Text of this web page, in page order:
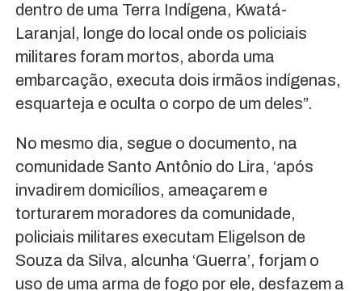
dentro de uma Terra Indígena, Kwatá-
Laranjal, longe do local onde os policiais
militares foram mortos, aborda uma
embarcação, executa dois irmãos indígenas,
esquarteja e oculta o corpo de um deles”.
No mesmo dia, segue o documento, na
comunidade Santo Antônio do Lira, ‘após
invadirem domicílios, ameaçarem e
torturarem moradores da comunidade,
policiais militares executam Eligelson de
Souza da Silva, alcunha ‘Guerra’, forjam o
uso de uma arma de fogo por ele, desfazem a